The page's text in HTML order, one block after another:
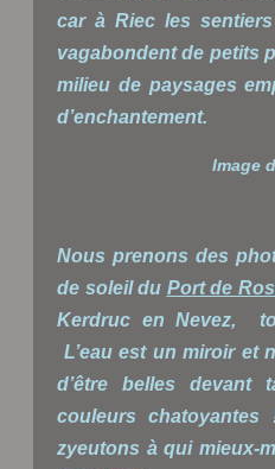
car à Riec les
vagabondent de petits
milieu de paysages
d’enchantement.
Image
Nous prenons des
de soleil du Port de
Kerdruc en Nevez,
L’eau est un miroir et
d’être belles
couleurs
zyeutons à qui mieux-